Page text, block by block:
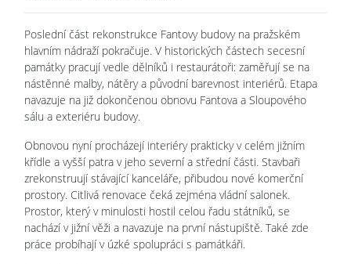
Poslední část rekonstrukce Fantovy budovy na pražském
hlavním nádraží pokračuje. V historických částech secesní
památky pracují vedle dělníků i restaurátoři: zaměřují se na
nástěnné malby, nátěry a původní barevnost interiérů. Etapa
navazuje na již dokončenou obnovu Fantova a Sloupového
sálu a exteriéru budovy.
Obnovou nyní procházejí interiéry prakticky v celém jižním
křídle a vyšší patra v jeho severní a střední části. Stavbaři
zrekonstruují stávající kanceláře, přibudou nové komerční
prostory. Citlivá renovace čeká zejména vládní salonek.
Prostor, který v minulosti hostil celou řadu státníků, se
nachází v jižní věži a navazuje na první nástupiště. Také zde
práce probíhají v úzké spolupráci s památkáři.